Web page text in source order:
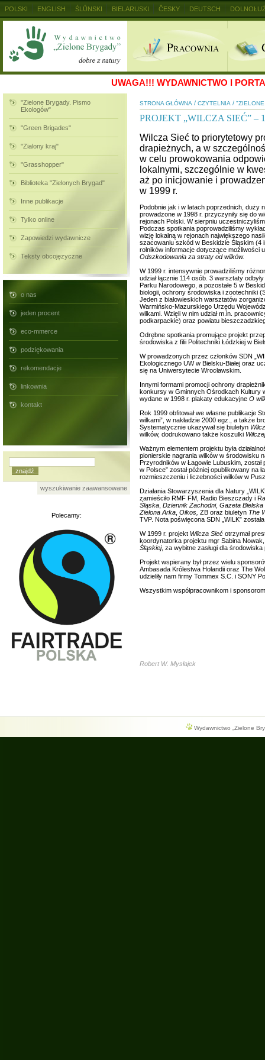
UWAGA!!! WYDAWNICTWO I
"Zielone Brygady. Pismo
Ekologów"
"Green Brigades"
"Zialony kraj"
"Grasshopper"
Biblioteka "Zielonych Brygad"
Inne publikacje
Tylko online
Zapowiedzi wydawnicze
Teksty obcojęzyczne
o nas
jeden procent
eco-mmerce
podziękowania
rekomendacje
linkownia
kontakt
wyszukiwanie zaawansowane
Polecamy:
STRONA GŁÓWNA / CZYTELNIA /
PROJEKT „WILCZA SIEĆ” –
Wilcza Sieć to priorytetowy
drapieżnych, a w
w celu prowokowania
lokalnymi, szczególnie w
aż po inicjowanie i
w 1999 r.
Podobnie jak i w latach poprzednich, duży
prowadzone w 1998 r. przyczyniły się do
rejonach Polski. W sierpniu
Podczas spotkania poprowadziliśmy
wizję lokalną w rejonach największego
szacowaniu szkód w Beskidzie Śląskim (4
rolników informacje dotyczące możliwości
Odszkodowania za straty od wilków.
W 1999 r. intensywnie prowadziliśmy
udział łącznie 114 osób. 3 warsztaty
Parku Narodowego, a pozostałe 5 w
biologii, ochrony środowiska i zootechniki
Jeden z białowieskich warsztatów
Warmińsko-Mazurskiego Urzędu
wilkami. Wzięli w nim udział m.in.
podkarpackie) oraz powiatu
Odrębne spotkania promujące projekt
środowiska z filii Politechniki Łódzkiej w
W prowadzonych przez członków SDN
Ekologicznego UW w Bielsku-Białej oraz
się na Uniwersytecie Wrocławskim.
Innymi formami promocji ochrony
konkursy w Gminnych Ośrodkach Kultury
wydane w 1998 r. plakaty edukacyjne O
Rok 1999 obfitował we własne publikacje
wilkami”, w nakładzie 2000 egz., a także
Systematycznie ukazywał się biuletyn
wilków, dodrukowano także koszulki
Ważnym elementem projektu była
pionierskie nagrania wilków w środowisku
Przyrodników w Łagowie Lubuskim,
w Polsce” został później opublikowany na
rozmieszczeniu i liczebności wilków w
Działania Stowarzyszenia dla Natury
zamieściło RMF FM, Radio Bieszczady i
Śląska Dziennik Zachodni, Gazeta
Zielona Arka Oikos, ZB oraz biuletyn The
TVP. Nota poświęcona SDN „WILK”
W 1999 r. projekt Wilcza Sieć otrzymał
koordynatorka projektu mgr Sabina
Śląskiej, za wybitne zasługi dla
Projekt wspierany był przez wielu
Ambasada Królestwa Holandii oraz The
udzieliły nam firmy Tommex S.C. i SONY
Wszystkim współpracownikom i
Robert W. Mysłajek
Wydawnictwo „Zielone
POLSKI ENGLISH ŚLŮNSKI BIELARUSKI ČESKY DEUTSCH